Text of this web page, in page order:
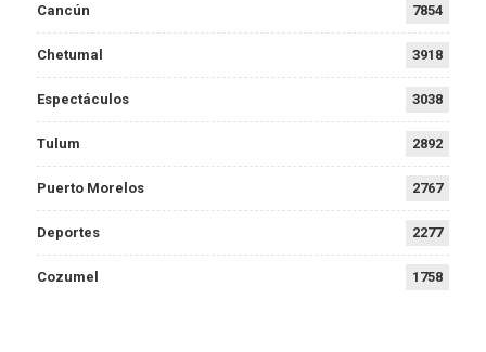
Cancún 7854
Chetumal 3918
Espectáculos 3038
Tulum 2892
Puerto Morelos 2767
Deportes 2277
Cozumel 1758